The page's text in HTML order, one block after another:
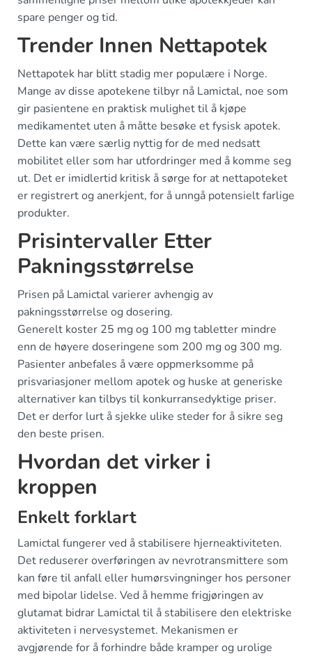
spare penger og tid.
Trender Innen Nettapotek
Nettapotek har blitt stadig mer populære i Norge.
Mange av disse apotekene tilbyr nå Lamictal, noe som
gir pasientene en praktisk mulighet til å kjøpe
medikamentet uten å måtte besøke et fysisk apotek.
Dette kan være særlig nyttig for de med nedsatt
mobilitet eller som har utfordringer med å komme seg
ut. Det er imidlertid kritisk å sørge for at nettapoteket
er registrert og anerkjent, for å unngå potensielt farlige
produkter.
Prisintervaller Etter
Pakningsstørrelse
Prisen på Lamictal varierer avhengig av
pakningsstørrelse og dosering.
Generelt koster 25 mg og 100 mg tabletter mindre
enn de høyere doseringene som 200 mg og 300 mg.
Pasienter anbefales å være oppmerksomme på
prisvariasjoner mellom apotek og huske at generiske
alternativer kan tilbys til konkurransedyktige priser.
Det er derfor lurt å sjekke ulike steder for å sikre seg
den beste prisen.
Hvordan det virker i
kroppen
Enkelt forklart
Lamictal fungerer ved å stabilisere hjerneaktiviteten.
Det reduserer overføringen av nevrotransmittere som
kan føre til anfall eller humørsvingninger hos personer
med bipolar lidelse. Ved å hemme frigjøringen av
glutamat bidrar Lamictal til å stabilisere den elektriske
aktiviteten i nervesystemet. Mekanismen er
avgjørende for å forhindre både kramper og urolige